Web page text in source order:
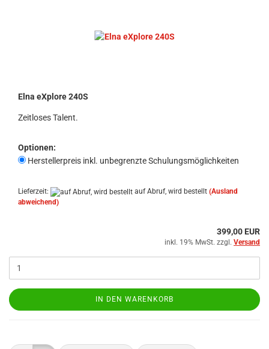
Elna eXplore 240S
Zeitloses Talent.
Optionen:
Herstellerpreis inkl. unbegrenzte Schulungsmöglichkeiten
Lieferzeit: auf Abruf, wird bestellt (Ausland
abweichend)
399,00 EUR
inkl. 19% MwSt. zzgl. Versand
IN DEN WARENKORB